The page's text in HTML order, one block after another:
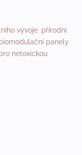
vývoje: přírodní
panely
netoxickou